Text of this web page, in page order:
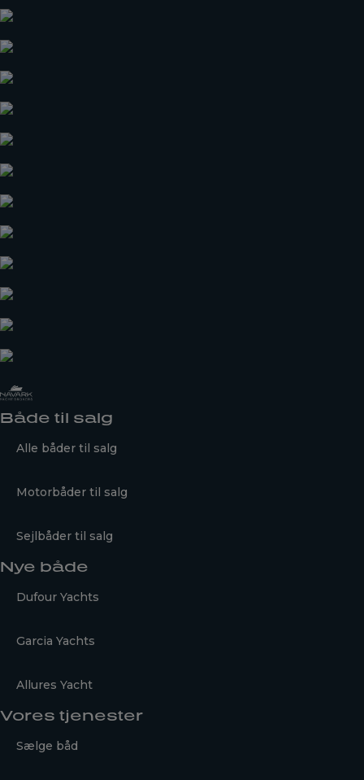
Både til salg
Alle båder til salg
Motorbåder til salg
Sejlbåder til salg
Nye både
Dufour Yachts
Garcia Yachts
Allures Yacht
Vores tjenester
Sælge båd